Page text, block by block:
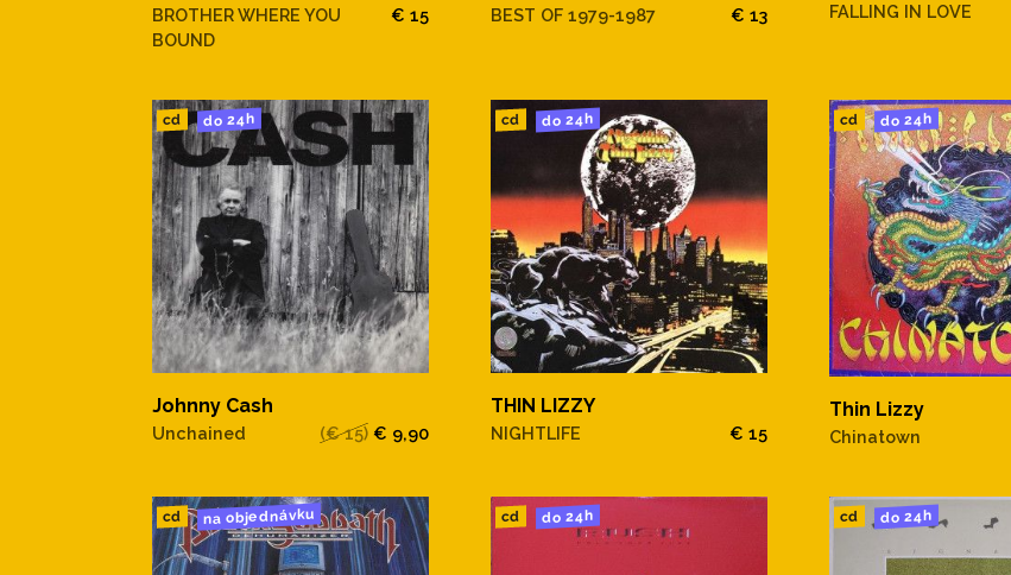
BROTHER WHERE YOU
BOUND
€ 15 BEST OF 1979-1987 € 13 FALLING IN LOVE
cd do 24h
Johnny Cash
Unchained (€ 15) € 9,90
cd do 24h
THIN LIZZY
NIGHTLIFE € 15
cd do 24h
Thin Lizzy
Chinatown
cd na objednávku cd do 24h cd do 24h